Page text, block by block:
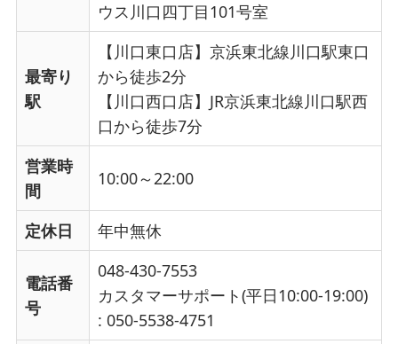
ウス川口四丁目101号室
最寄り
駅
【川口東口店】京浜東北線川口駅東口
から徒歩2分
【川口西口店】JR京浜東北線川口駅西
口から徒歩7分
営業時
間
10:00～22:00
定休日 年中無休
電話番
号
048-430-7553
カスタマーサポート(平日10:00-19:00)
: 050-5538-4751